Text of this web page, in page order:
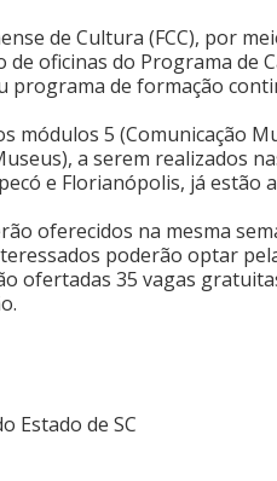
de Cultura (FCC), por
de oficinas do Programa de
programa de formação
módulos 5 (Comunicação
a serem realizados
e Florianópolis, já estão
oferecidos na mesma
poderão optar
ofertadas 35 vagas
Estado de SC